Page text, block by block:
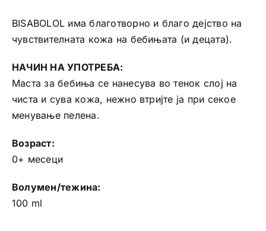
BISABOLOL има благотворно и благо дејство на
чувствителната кожа на бебињата (и децата).
НАЧИН НА УПОТРЕБА:
Маста за бебиња се нанесува во тенок слој на
чиста и сува кожа, нежно втријте ја при секое
менување пелена.
Возраст:
0+ месеци
Волумен/тежина:
100 ml